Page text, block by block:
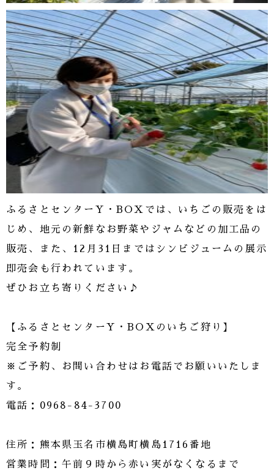
ふるさとセンターY・BOXでは、いちごの販売をは
じめ、地元の新鮮なお野菜やジャムなどの加工品の
販売、また、12月31日まではシンビジュームの展示
即売会も行われています。
ぜひお立ち寄りください♪
【ふるさとセンターY・BOXのいちご狩り】
完全予約制
※ご予約、お問い合わせはお電話でお願いいたしま
す。
電話：0968-84-3700
住所：熊本県玉名市横島町横島1716番地
営業時間：午前９時から赤い実がなくなるまで